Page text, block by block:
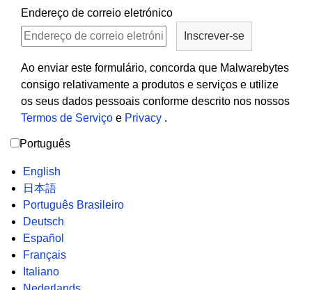
Endereço de correio eletrónico
Ao enviar este formulário, concorda que Malwarebytes
consigo relativamente a produtos e serviços e utilize
os seus dados pessoais conforme descrito nos nossos
Termos de Serviço e Privacy .
Português
English
日本語
Português Brasileiro
Deutsch
Español
Français
Italiano